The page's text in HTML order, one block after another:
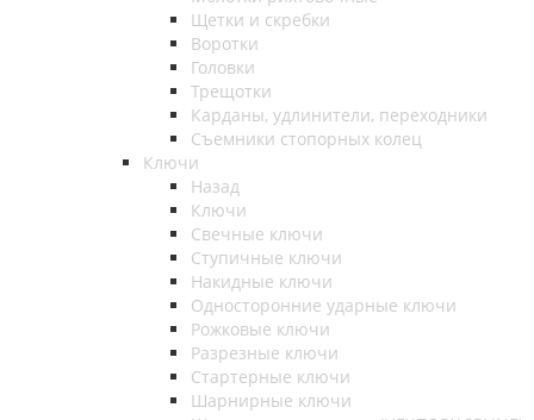
Щетки и скребки
Воротки
Головки
Трещотки
Карданы, удлинители, переходники
Съемники стопорных колец
Ключи
Назад
Ключи
Свечные ключи
Ступичные ключи
Накидные ключи
Односторонние ударные ключи
Рожковые ключи
Разрезные ключи
Стартерные ключи
Шарнирные ключи